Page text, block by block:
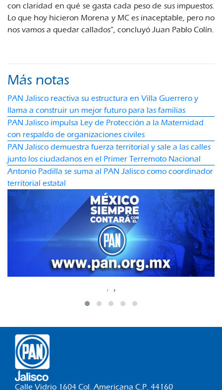
con claridad en qué se gasta cada peso de sus impuestos.
Lo que hoy hicieron Morena y MC es inaceptable, pero no
nos vamos a quedar callados”, concluyó Juan Pablo Colín.
Más notas
PAN Jalisco reactiva su estructura en Villa Guerrero y
llama a construir un mejor futuro para las familias
PAN Jalisco impulsa Ley de Protección a la Maternidad
con respaldo de organizaciones civiles
PAN Jalisco demuestra fuerza territorial y sale a las calles
junto los ciudadanos en el Primer Terremoto Nacional
Antonio Padilla se suma al PAN Jalisco como coordinador
territorial estatal
‹ ›
Calle Vidrio 1604 Col. Americana C.P. 44160